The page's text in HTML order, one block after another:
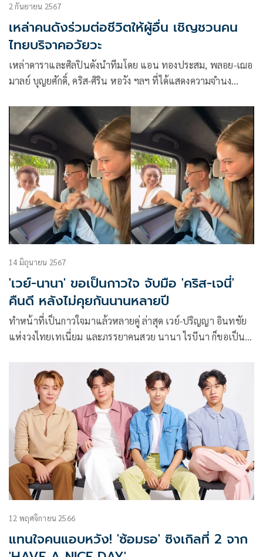
2 กันยายน 2567
เหล่าคนดังร่วมต่อชีวิตให้ผู้อื่น เชิญชวนคน
ไทยบริจาคอวัยวะ
เหล่าดาราและศิลปินดังนำทีมโดย แอน ทองประสม, พลอย-เฌอ
มาลย์ บุญยศักดิ์, คริส-ศิริน หอวัง ฯลฯ ที่ได้แสดงความจำนง
Day 2024”
14 มิถุนายน 2567
'เวย์-นานา' ขอเป็นกาวใจ จับมือ 'คริส-เจนี่'
คืนดี หลังไม่คุยกันนานหลายปี
ทำหน้าที่เป็นกาวใจมาแล้วหลายคู่ ล่าสุด เวย์-ปริญญา อินทชัย
แห่งวงไทยเทเนี่ยม และภรรยาคนสวย นานา ไรบีนา ก็ขอเป็น
กับ เจนี่ เทียนโพธิ์สุวรรณ มาจับมือคืนดีกันอีกครั้ง
12 พฤศจิกายน 2566
แทนใจคนแอบหวัง! 'ซ้อมรอ' ซิงเกิลที่ 2 จาก